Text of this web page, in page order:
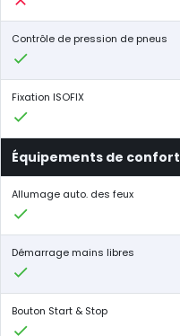
Contrôle de pression de pneus
Fixation ISOFIX
Équipements de confort
Allumage auto. des feux
Démarrage mains libres
Bouton Start & Stop